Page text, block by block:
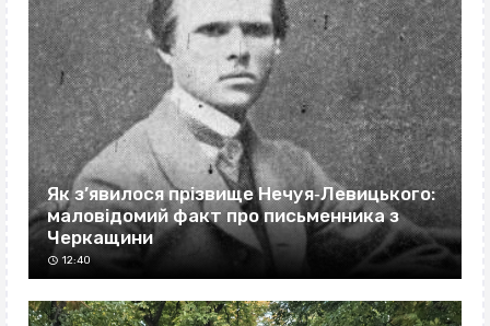
Як з’явилося прізвище Нечуя‐Левицького:
маловідомий факт про письменника з
Черкащини
12:40